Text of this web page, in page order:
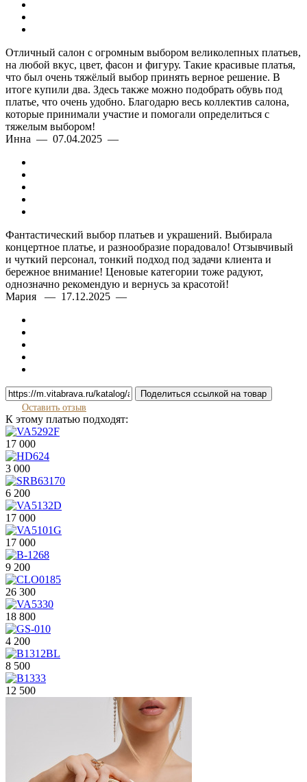
Изысканный фасон
кружева и шифона
Легкость и комфорт
Подгонка и примерка
Отличный салон с огромным выбором великолепных платьев,
на любой вкус, цвет, фасон и фигуру. Такие красивые платья,
что был очень тяжёлый выбор принять верное решение. В
итоге купили два. Здесь также можно подобрать обувь под
платье, что очень удобно. Благодарю весь коллектив салона,
которые принимали участие и помогали определиться с
тяжелым выбором!
Инна — 07.04.2025 —
Фантастический выбор платьев и украшений. Выбирала
концертное платье, и разнообразие порадовало! Отзывчивый
и чуткий персонал, тонкий подход под задачи клиента и
бережное внимание! Ценовые категории тоже радуют,
однозначно рекомендую и вернусь за красотой!
Мария — 17.12.2025 —
Поделиться ссылкой на товар
Оставить отзыв
К этому платью подходят:
17 000
3 000
6 200
17 000
17 000
9 200
26 300
18 800
4 200
8 500
12 500